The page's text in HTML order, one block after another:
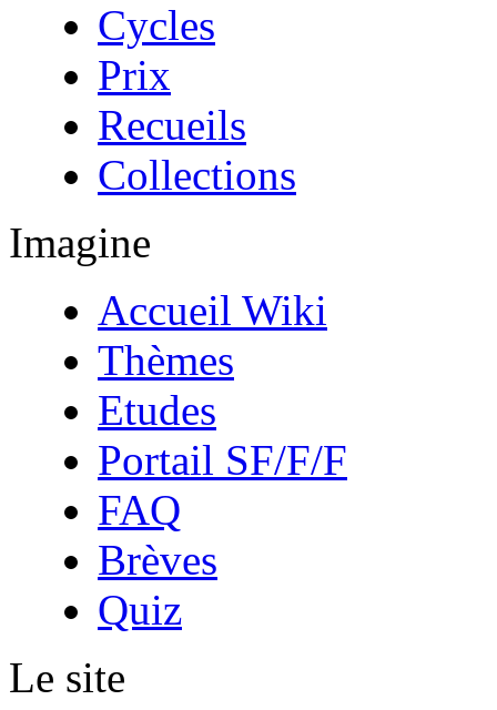
Cycles
Prix
Recueils
Collections
Imagine
Accueil Wiki
Thèmes
Etudes
Portail SF/F/F
FAQ
Brèves
Quiz
Le site